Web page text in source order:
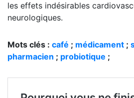
les effets indésirables
neurologiques.
Mots clés : café ; médicament ;
pharmacien ; probiotique ;